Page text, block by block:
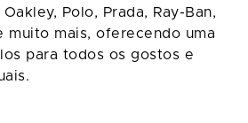
Polo, Prada, Ray-Ban,
muito mais, oferecendo uma
para todos os gostos e